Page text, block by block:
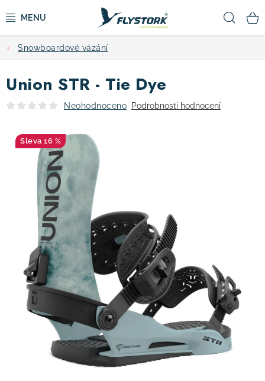
na
CYKLISTIKA
ZIMNÍ SPORTY
OBLEČENÍ A BOTY
DOPLŇKY
CAMPING
VÝPRODEJ
! Akce ! Obchodní podmínky
Doprava a platba
Moje objednávka
Čeština
Servis
Testovací centrum
Půjčovna nosičů kol Kontakt
Snowboardové vázání
Union STR - Tie Dye
Neohodnoceno Podrobnosti hodnocení
16 %